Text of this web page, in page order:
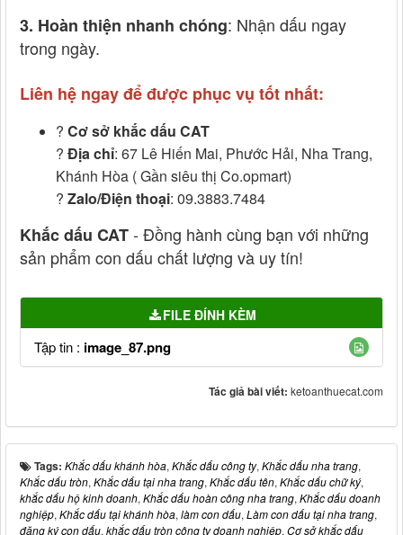
3. Hoàn thiện nhanh chóng: Nhận dấu ngay
trong ngày.
Liên hệ ngay để được phục vụ tốt nhất:
? Cơ sở khắc dấu CAT
? Địa chỉ: 67 Lê Hiến Mai, Phước Hải, Nha Trang,
Khánh Hòa ( Gần siêu thị Co.opmart)
? Zalo/Điện thoại: 09.3883.7484
Khắc dấu CAT- Đồng hành cùng bạn với những
sản phẩm con dấu chất lượng và uy tín!
FILE ĐÍNH KÈM
Tập tin : image_87.png
Tác giả bài viết: ketoanthuecat.com
Tags: Khắc dấu khánh hòa, Khắc dấu công ty, Khắc dấu nha trang,
Khắc dấu tròn, Khắc dấu tại nha trang, Khắc dấu tên, Khắc dấu chữ ký,
khắc dấu hộ kinh doanh, Khắc dấu hoàn công nha trang, Khắc dấu doanh
nghiệp, Khắc dấu tại khánh hòa, làm con dấu, Làm con dấu tại nha trang,
đăng ký con dấu, khắc dấu tròn công ty doanh nghiệp, Cơ sở khắc dấu